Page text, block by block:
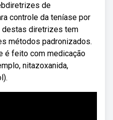
de
controle da teníase por
destas diretrizes tem
métodos padronizados.
é feito com medicação
nitazoxanida,